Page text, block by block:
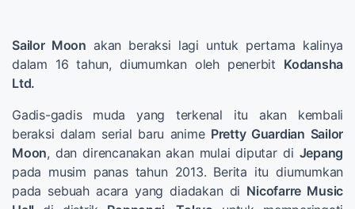
Sailor Moon akan beraksi lagi untuk pertama kalinya
dalam 16 tahun, diumumkan oleh penerbit Kodansha
Ltd.
Gadis-gadis muda yang terkenal itu akan kembali
beraksi dalam serial baru anime Pretty Guardian Sailor
Moon, dan direncanakan akan mulai diputar di Jepang
pada musim panas tahun 2013. Berita itu diumumkan
pada sebuah acara yang diadakan di Nicofarre Music